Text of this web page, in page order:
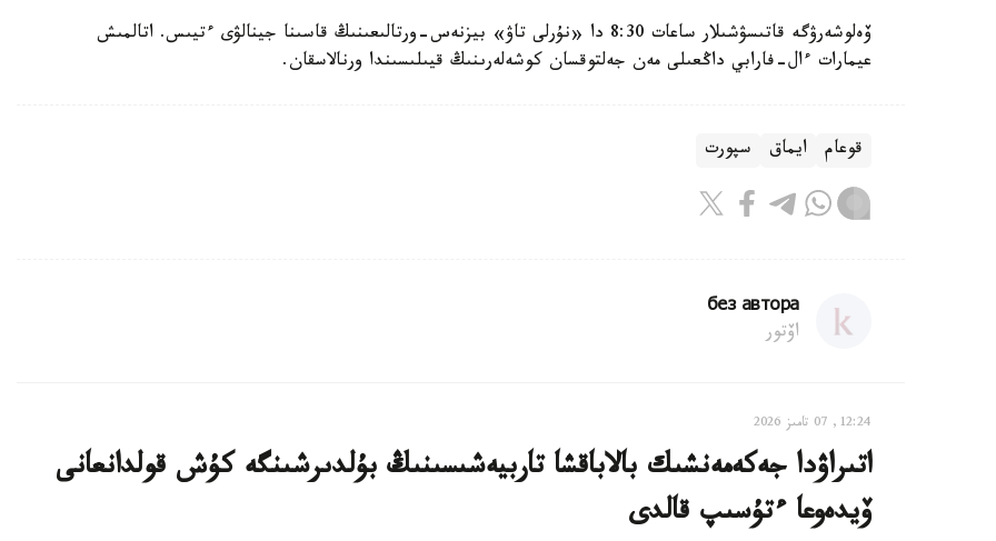
ۆەلوشەرۋگە قاتىسۋشىلار ساعات 8:30 دا «نۇرلى تاۋ» بيزنەس-ورتالىعىنىڭ قاسىنا جينالۋى ءتيىس. اتالمىش
عيمارات ءال-فارابي داڭعىلى مەن جەلتوقسان كوشەلەرىنىڭ قيىلىسىندا ورنالاسقان.
قوعام ايماق سپورت
без автора
اۆتور
12:24, 07 تامىز 2026
اتىراۋدا جەكەمەنشىك بالاباقشا تاربيەشىسىنىڭ بۇلدىرشىنگە كۇش قولدانعانى
ۆيدەوعا ءتۇسىپ قالدى